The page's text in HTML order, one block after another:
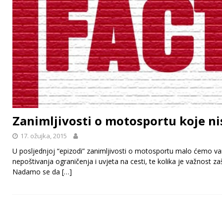
Zanimljivosti o motosportu koje
17. ožujka, 2015
U posljednjoj “epizodi” zanimljivosti o motosportu malo ćemo
nepoštivanja ograničenja i uvjeta na cesti, te kolika je važnost
Nadamo se da […]